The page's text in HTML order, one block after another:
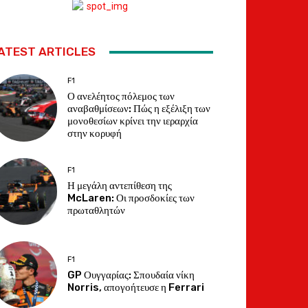
ARTICLES
F1
Ο ανελέητος πόλεμος των
αναβαθμίσεων: Πώς η εξέλιξη των
μονοθεσίων κρίνει την ιεραρχία
στην κορυφή
F1
Η μεγάλη αντεπίθεση της
McLaren: Οι προσδοκίες των
πρωταθλητών
F1
GP Ουγγαρίας: Σπουδαία νίκη
Norris, απογοήτευσε η Ferrari